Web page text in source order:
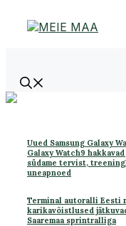
Uued Samsung Galaxy
Galaxy Watch9
südame tervist,
uneapnoed
Terminal autoralli Eesti
karikavõistlused
Saaremaa sprintralliga